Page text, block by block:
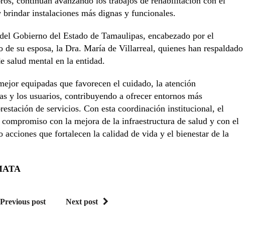
instalaciones más dignas y funcionales.
Gobierno del Estado de Tamaulipas, encabezado por el
su esposa, la Dra. María de Villarreal, quienes han respaldado
salud mental en la entidad.
equipadas que favorecen el cuidado, la atención
y los usuarios, contribuyendo a ofrecer entornos más
de servicios. Con esta coordinación institucional, el
con la mejora de la infraestructura de salud y con el
que fortalecen la calidad de vida y el bienestar de la
Previous post Next post